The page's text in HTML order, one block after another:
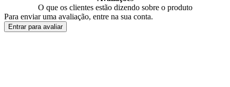
O que os clientes estão dizendo sobre o produto
Para enviar uma avaliação, entre na sua conta.
Entrar para avaliar